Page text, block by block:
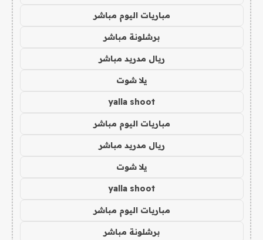
مباريات اليوم مباشر
برشلونة مباشر
ريال مدريد مباشر
يلا شوت
yalla shoot
مباريات اليوم مباشر
ريال مدريد مباشر
يلا شوت
yalla shoot
مباريات اليوم مباشر
برشلونة مباشر